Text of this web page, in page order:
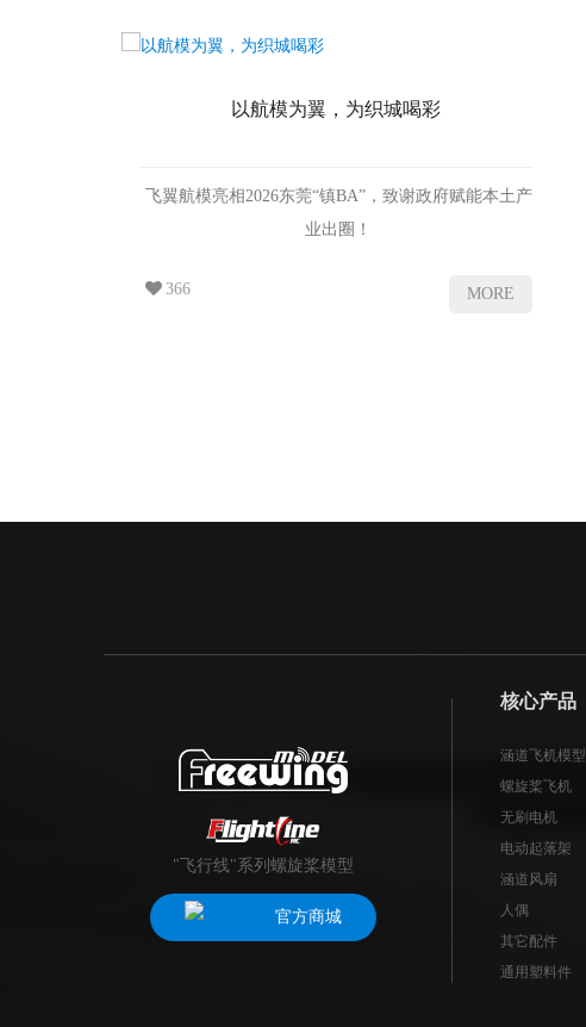
以航模为翼，为织城喝彩
飞翼航模亮相2026东莞“镇BA”，致谢政府赋能本土产
业出圈！
366 MORE
"飞行线"系列螺旋桨模型
官方商城
核心产品
涵道飞机模型
螺旋桨飞机
无刷电机
电动起落架
涵道风扇
人偶
其它配件
通用塑料件